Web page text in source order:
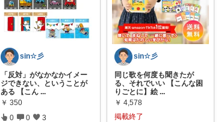
sin☆彡
「反対」がなかなかイメー
ジできない、ということが
ある 【こん ...
￥ 350
0 0 3
sin☆彡
同じ歌を何度も聞きたが
る、それでいい 【こんな困
りごとに】絵 ...
￥ 4,578
掲載終了